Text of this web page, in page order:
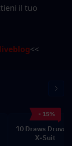
il tuo
<<
- 15%
10 Draws
X-Suit